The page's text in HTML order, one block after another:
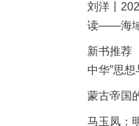
刘洋丨
读——海
新书推荐
中华”思
蒙古帝国
马玉凤：